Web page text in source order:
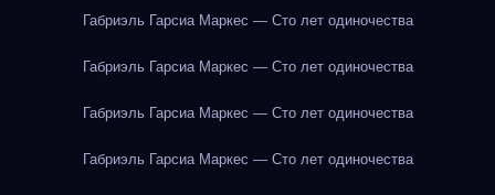
Габриэль Гарсиа Маркес — Сто лет одиночества
Габриэль Гарсиа Маркес — Сто лет одиночества
Габриэль Гарсиа Маркес — Сто лет одиночества
Габриэль Гарсиа Маркес — Сто лет одиночества